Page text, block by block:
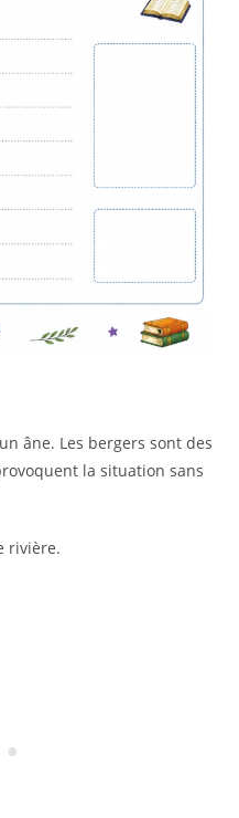
âne. Les bergers sont des
la situation sans
rivière.